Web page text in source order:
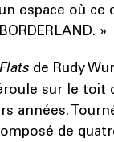
espace où
»
Flats de Rudy
sur le toit
années.
de